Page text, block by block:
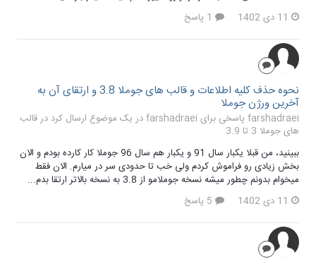
11 دی 1402
نحوه حذف کلیه اطلاعات و قالب های جوملا 3.8 و ارتقای آن به
آخرین ورژن جوملا
farshadraei پاسخی برای farshadraei در یک موضوع ارسال کرد در
قالب
های جوملا 3 تا 3.9
ببینید، من قبلا یکبار سال 91 و یکبار هم سال 96 جوملا کار کارده بودم و الان
بخش زیادی رو فراموش کردم ولی خب تا حدودی سر در میارم. الان فقط
میخوام بدونم چطور میشه نسخه جوملامو از 3.8 به نسخه بالاتر ارتقا بدم...
11 دی 1402